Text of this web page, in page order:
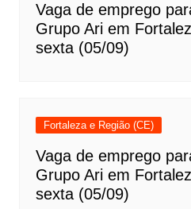
Vaga de emprego
Grupo Ari em
sexta (05/09)
Fortaleza e Região (CE)
Vaga de emprego
Grupo Ari em
sexta (05/09)